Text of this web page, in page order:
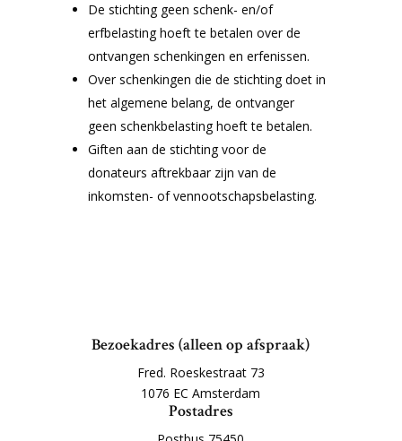
De stichting geen schenk- en/of
erfbelasting hoeft te betalen over de
ontvangen schenkingen en erfenissen.
Over schenkingen die de stichting doet in
het algemene belang, de ontvanger
geen schenkbelasting hoeft te betalen.
Giften aan de stichting voor de
donateurs aftrekbaar zijn van de
inkomsten- of vennootschapsbelasting.
Bezoekadres (alleen op afspraak)
Fred. Roeskestraat 73
1076 EC Amsterdam
Postadres